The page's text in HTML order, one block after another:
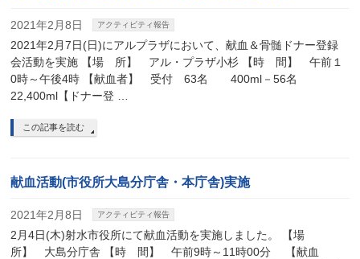
2021年2月8日 アクティビティ報告
2021年2月7日(日)にアルプラザにおいて、献血＆骨髄ドナー登録
会活動を実施 【場 所】 アル・プラザ小杉 【時 間】 午前１
0時～午後4時 【献血者】 受付 63名 400ml－56名
22,400ml【ドナー登 …
この記事を読む
献血活動(市役所大島分庁舎・本庁舎)実施
2021年2月8日 アクティビティ報告
2月4日(木)射水市役所にて献血活動を実施しました。 【場
所】 大島分庁舎 【時 間】 午前9時～11時00分 【献血